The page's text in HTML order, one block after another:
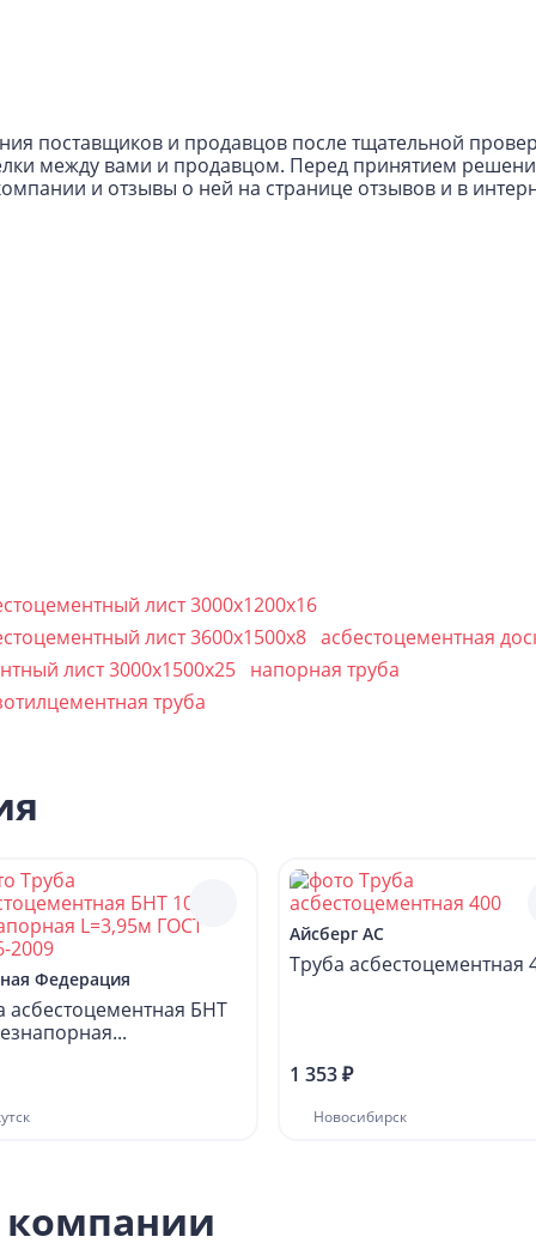
поставщиков и продавцов после тщательной
между вами и продавцом. Перед принятием
и отзывы о ней на странице отзывов и в
лист 3000х1200х16
лист 3600х1500х8 асбестоцементная
лист 3000х1500х25 напорная труба
труба
Федерация
асбестоцементная БНТ
Айсберг АС
Труба асбестоцементная
1 353 ₽
Новосибирск
компании